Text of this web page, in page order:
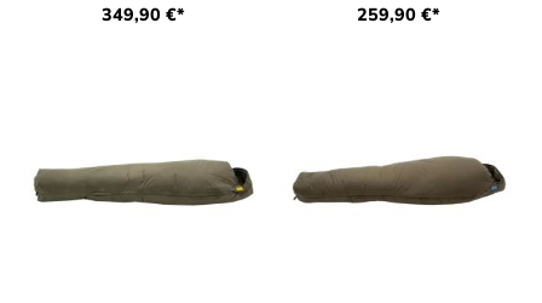
349,90 €* 259,90 €*